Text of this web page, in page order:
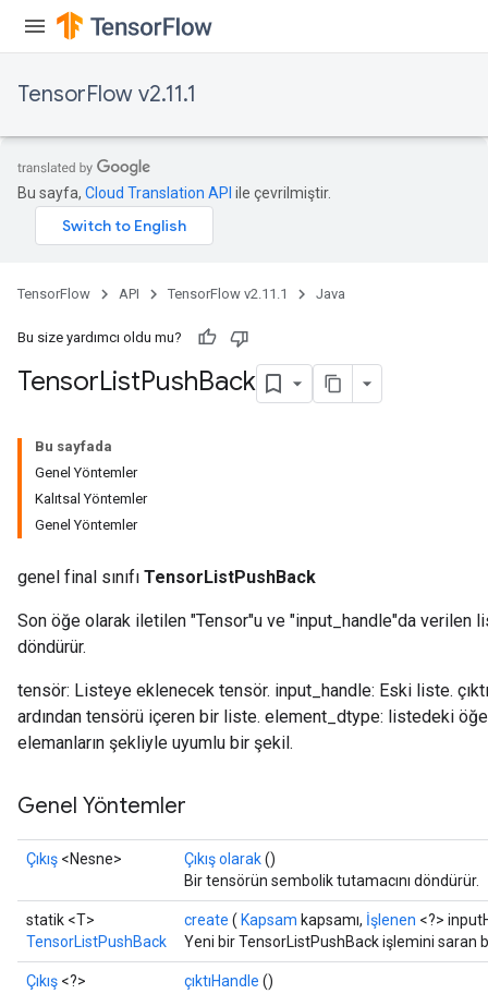
TensorFlow v2.11.1
Bu sayfa, Cloud Translation API ile çevrilmiştir.
TensorFlow API TensorFlow v2.11.1 Java
Bu size yardımcı oldu mu?
TensorListPushBack
Bu sayfada
Genel Yöntemler
Kalıtsal Yöntemler
Genel Yöntemler
genel final sınıfı TensorListPushBack
Son öğe olarak iletilen "Tensor"u ve "input_handle"da
döndürür.
tensör: Listeye eklenecek tensör. input_handle: Eski liste.
ardından tensörü içeren bir liste. element_dtype: listedeki
elemanların şekliyle uyumlu bir şekil.
Genel Yöntemler
Çıkış <Nesne> Çıkış olarak()
Bir tensörün sembolik tutamacını döndürür.
statik <T>
TensorListPushBack
create ( Kapsam kapsamı, İşlenen <?>
Yeni bir TensorListPushBack işlemini saran
Çıkış <?> çıktıHandle ()